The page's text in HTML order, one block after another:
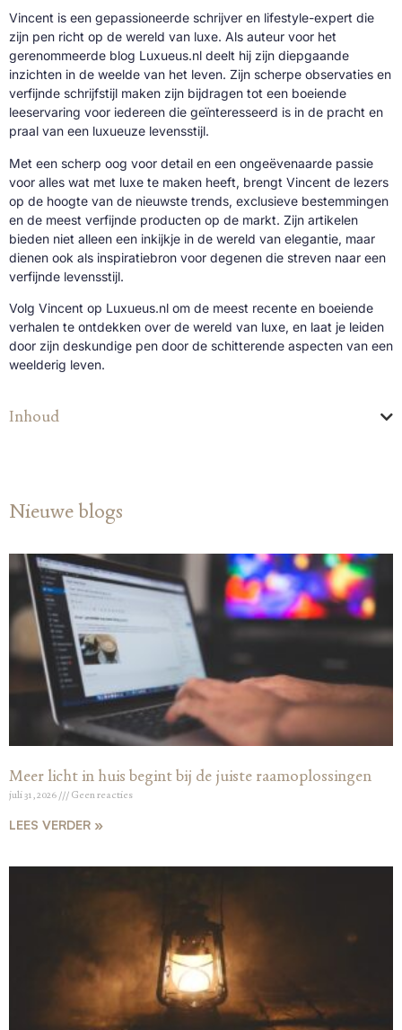
Vincent is een gepassioneerde schrijver en lifestyle-expert die
zijn pen richt op de wereld van luxe. Als auteur voor het
gerenommeerde blog Luxueus.nl deelt hij zijn diepgaande
inzichten in de weelde van het leven. Zijn scherpe observaties en
verfijnde schrijfstijl maken zijn bijdragen tot een boeiende
leeservaring voor iedereen die geïnteresseerd is in de pracht en
praal van een luxueuze levensstijl.
Met een scherp oog voor detail en een ongeëvenaarde passie
voor alles wat met luxe te maken heeft, brengt Vincent de lezers
op de hoogte van de nieuwste trends, exclusieve bestemmingen
en de meest verfijnde producten op de markt. Zijn artikelen
bieden niet alleen een inkijkje in de wereld van elegantie, maar
dienen ook als inspiratiebron voor degenen die streven naar een
verfijnde levensstijl.
Volg Vincent op Luxueus.nl om de meest recente en boeiende
verhalen te ontdekken over de wereld van luxe, en laat je leiden
door zijn deskundige pen door de schitterende aspecten van een
weelderig leven.
Inhoud
Nieuwe blogs
Meer licht in huis begint bij de juiste raamoplossingen
juli 31, 2026 Geen reacties
LEES VERDER »